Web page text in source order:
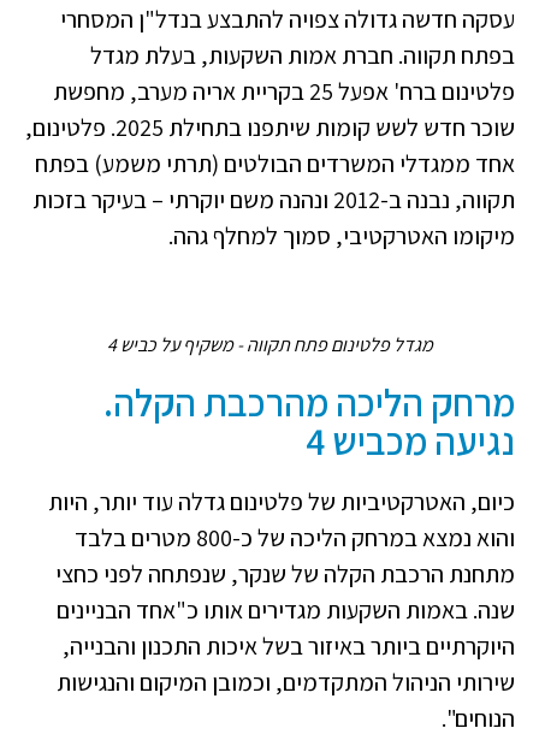
עסקה חדשה גדולה צפויה להתבצע בנדל"ן המסחרי
בפתח תקווה. חברת אמות השקעות, בעלת מגדל
פלטינום ברח' אפעל 25 בקריית אריה מערב, מחפשת
שוכר חדש לשש קומות שיתפנו בתחילת 2025. פלטינום,
אחד ממגדלי המשרדים הבולטים (תרתי משמע) בפתח
תקווה, נבנה ב-2012 ונהנה משם יוקרתי – בעיקר בזכות
מיקומו האטרקטיבי, סמוך למחלף גהה.
מגדל פלטינום פתח תקווה - משקיף על כביש 4
מרחק הליכה מהרכבת הקלה.
נגיעה מכביש 4
כיום, האטרקטיביות של פלטינום גדלה עוד יותר, היות
והוא נמצא במרחק הליכה של כ-800 מטרים בלבד
מתחנת הרכבת הקלה של שנקר, שנפתחה לפני כחצי
שנה. באמות השקעות מגדירים אותו כ"אחד הבניינים
היוקרתיים ביותר באיזור בשל איכות התכנון והבנייה,
שירותי הניהול המתקדמים, וכמובן המיקום והנגישות
הנוחים".